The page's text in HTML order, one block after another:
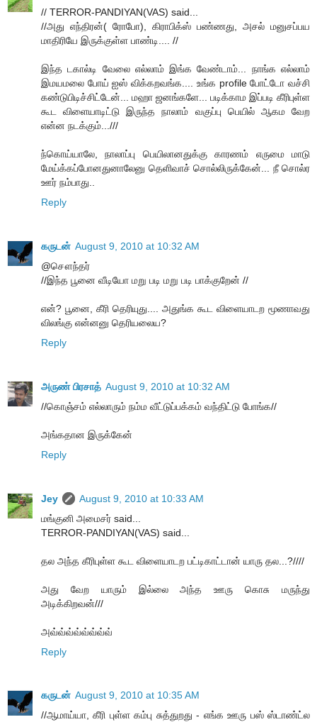
// TERROR-PANDIYAN(VAS) said...
//அது எந்திரன்( ரோபோ), கிராபிக்ஸ் பண்ணது, அசல் மனுசப்பய
மாதிரியே இருக்குள்ள பாண்டி.... //
இந்த டகால்டி வேலை எல்லாம் இங்க வேண்டாம்... நாங்க எல்லாம்
இமயமலை போய் ஐஸ் விக்கறவங்க.... உங்க profile போட்டோ வச்சி
கண்டுபிடிச்சிட்டேன்... மஹா ஜனங்களே... படிக்காம இப்படி கீரிபுள்ள
கூட விளையாடிட்டு இருந்த நாலாம் வகுப்பு பெயில் ஆகம வேற
என்ன நடக்கும்...///
ந்கொய்யாலே, நாலாப்பு பெயிலானதுக்கு காரணம் எருமை மாடு
மேய்க்கப்போனதுனாலேனு தெளிவாச் சொல்லிருக்கேன்... நீ சொல்ர
ஊர் நம்பாது..
Reply
கருடன் August 9, 2010 at 10:32 AM
@சௌந்தர்
//இந்த பூனை வீடியோ மறு படி மறு படி பாக்குறேன் //
என்? பூனை, கீரி தெரியுது.... அதுங்க கூட விளையாடற மூணாவது
விலங்கு என்னனு தெரியலைய?
Reply
அருண் பிரசாத் August 9, 2010 at 10:32 AM
//கொஞ்சம் எல்லாரும் நம்ம வீட்டுப்பக்கம் வந்திட்டு போங்க//
அங்கதான இருக்கேன்
Reply
Jey
August 9, 2010 at 10:33 AM
மங்குனி அமைசர் said...
TERROR-PANDIYAN(VAS) said...
தல அந்த கீரிபுள்ள கூட விளையாடற பட்டிகாட்டான் யாரு தல...?////
அது வேற யாரும் இல்லை அந்த ஊரு கொசு மருந்து
அடிக்கிறவன்///
அவ்வ்வ்வ்வ்வ்வ்வ்
Reply
கருடன் August 9, 2010 at 10:35 AM
//ஆமாய்யா, கீரி புள்ள கம்பு சுத்துறது - எங்க ஊரு பஸ் ஸ்டாண்ட்ல